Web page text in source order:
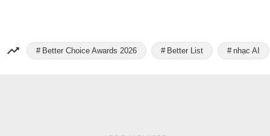
Better Choice Awards 2026 Better List nhạc AI